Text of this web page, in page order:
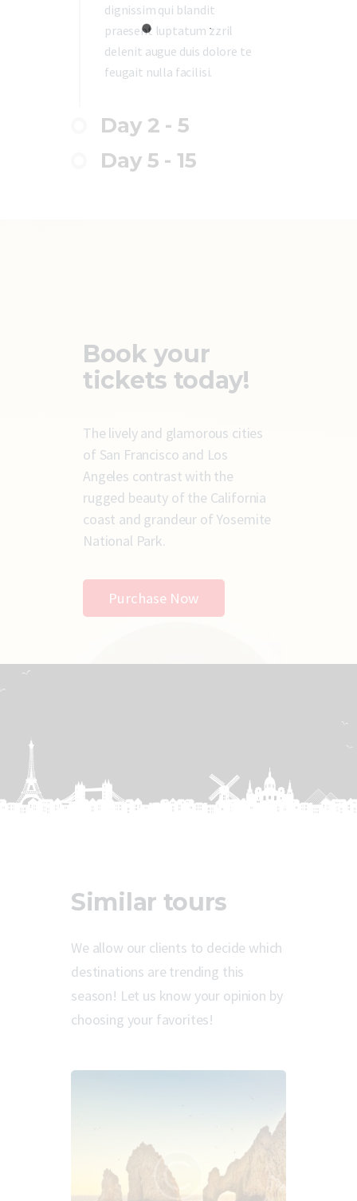
dignissim qui blandit
praesent luptatum zzril
delenit augue duis dolore te
feugait nulla facilisi.
Day 2 - 5
Day 5 - 15
Book your
tickets today!
The lively and glamorous cities
of San Francisco and Los
Angeles contrast with the
rugged beauty of the California
coast and grandeur of Yosemite
National Park.
Purchase Now
Similar tours
We allow our clients to decide which
destinations are trending this
season! Let us know your opinion by
choosing your favorites!